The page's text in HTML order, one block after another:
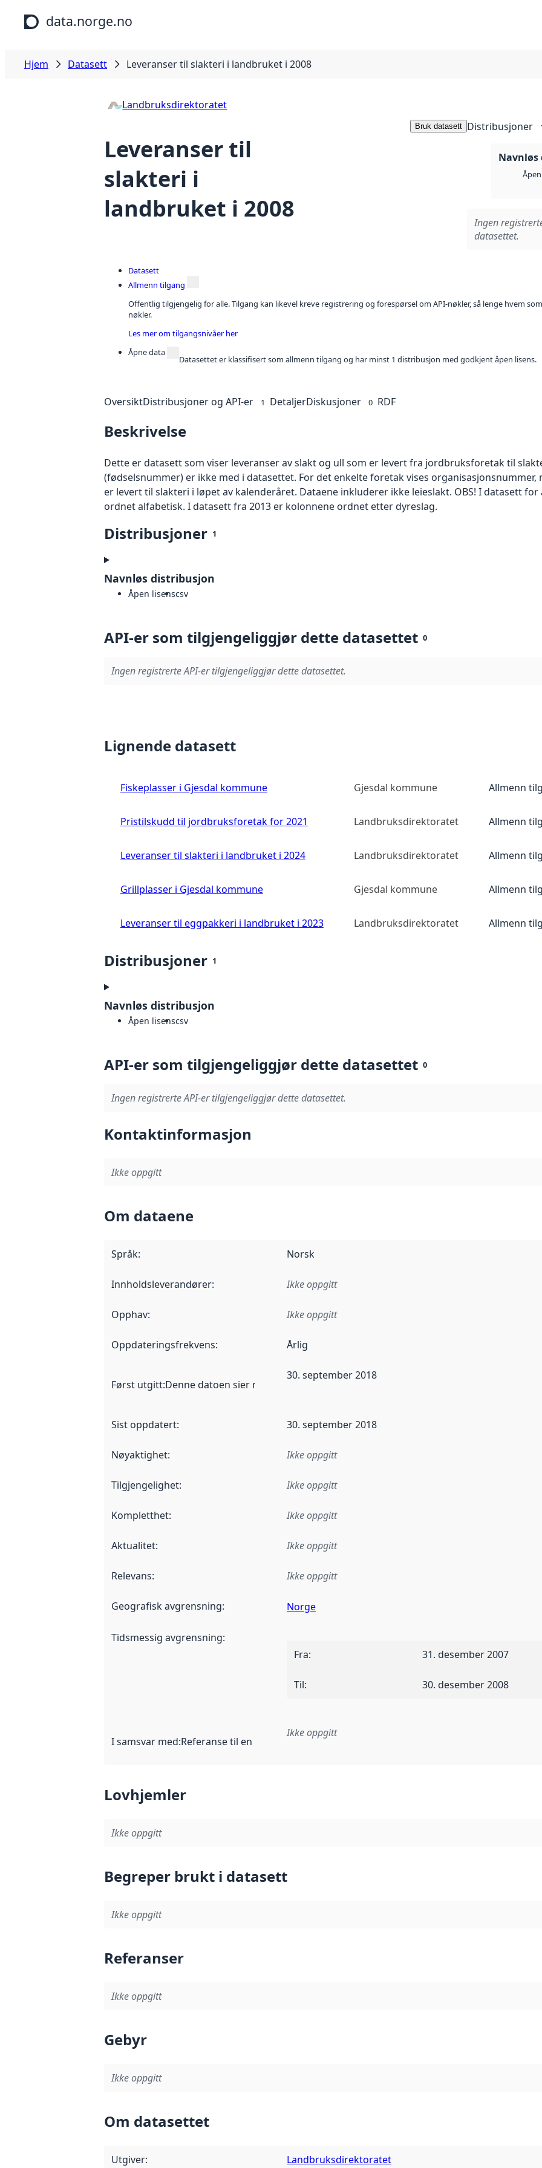
Hopp til hovedinnhold
data.norge.no
Hjem Datasett Leveranser til slakteri i landbruket i 2008
Landbruksdirektoratet
Leveranser til
slakteri i
landbruket i 2008
Bruk datasett Distribusjoner
Ingen
datasettet.
Datasett
Allmenn tilgang
Offentlig tilgjengelig for alle. Tilgang kan likevel kreve registrering og forespørsel om API-nøkler, så lenge hvem
nøkler.
Les mer om tilgangsnivåer her
Åpne data
Datasettet er klassifisert som allmenn tilgang og har minst 1 distribusjon med godkjent åpen lisens.
OversiktDistribusjoner og API-er 1 DetaljerDiskusjoner 0 RDF
Beskrivelse
Dette er datasett som viser leveranser av slakt og ull som er levert fra jordbruksforetak til
(fødselsnummer) er ikke med i datasettet. For det enkelte foretak vises
er levert til slakteri i løpet av kalenderåret. Dataene inkluderer ikke leieslakt. OBS! I datasett for
ordnet alfabetisk. I datasett fra 2013 er kolonnene ordnet etter dyreslag.
Distribusjoner 1
Navnløs distribusjon
Åpen lisenscsv
API-er som tilgjengeliggjør dette datasettet 0
Ingen registrerte API-er tilgjengeliggjør dette datasettet.
Lignende datasett
Fiskeplasser i Gjesdal kommune Gjesdal kommune Allmenn
Pristilskudd til jordbruksforetak for 2021 Landbruksdirektoratet Allmenn
Leveranser til slakteri i landbruket i 2024 Landbruksdirektoratet Allmenn
Grillplasser i Gjesdal kommune Gjesdal kommune Allmenn
Leveranser til eggpakkeri i landbruket i 2023 Landbruksdirektoratet Allmenn
Distribusjoner 1
Navnløs distribusjon
Åpen lisenscsv
API-er som tilgjengeliggjør dette datasettet 0
Ingen registrerte API-er tilgjengeliggjør dette datasettet.
Kontaktinformasjon
Ikke oppgitt
Om dataene
Språk: Norsk
Innholdsleverandører: Ikke oppgitt
Opphav: Ikke oppgitt
Oppdateringsfrekvens: Årlig
Først utgitt:Denne datoen sier når dataene i dette datasettet første gang ble utgitt. Det kan
30. september 2018
Sist oppdatert: 30. september 2018
Nøyaktighet: Ikke oppgitt
Tilgjengelighet: Ikke oppgitt
Kompletthet: Ikke oppgitt
Aktualitet: Ikke oppgitt
Relevans: Ikke oppgitt
Geografisk avgrensning: Norge
Tidsmessig avgrensning:
Fra: 31. desember 2007
Til: 30. desember 2008
I samsvar med:Referanse til en implementasjonsregel eller annen spesifikasjon, som ligger
Ikke oppgitt
Lovhjemler
Ikke oppgitt
Begreper brukt i datasett
Ikke oppgitt
Referanser
Ikke oppgitt
Gebyr
Ikke oppgitt
Om datasettet
Utgiver: Landbruksdirektoratet